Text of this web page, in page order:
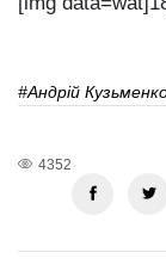
#Андрій
4352